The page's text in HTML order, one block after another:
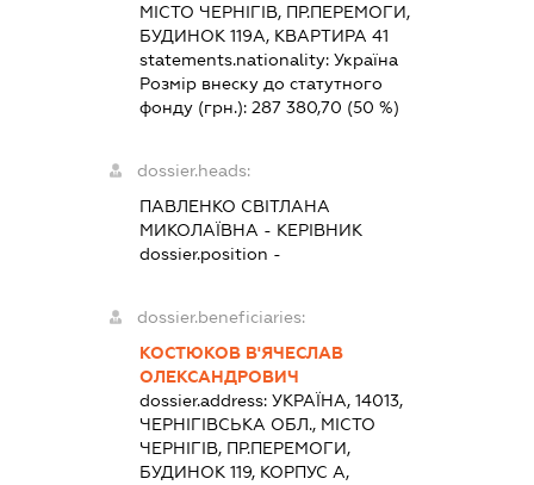
МІСТО ЧЕРНІГІВ, ПР.ПЕРЕМОГИ,
БУДИНОК 119А, КВАРТИРА 41
statements.nationality:Україна
Розмір внеску до статутного
фонду (грн.):287 380,70 (50 %)
dossier.heads:
ПАВЛЕНКО СВІТЛАНА
МИКОЛАЇВНА - КЕРІВНИК
dossier.position -
dossier.beneficiaries:
КОСТЮКОВ В'ЯЧЕСЛАВ
ОЛЕКСАНДРОВИЧ
dossier.address:УКРАЇНА, 14013,
ЧЕРНІГІВСЬКА ОБЛ., МІСТО
ЧЕРНІГІВ, ПР.ПЕРЕМОГИ,
БУДИНОК 119, КОРПУС А,